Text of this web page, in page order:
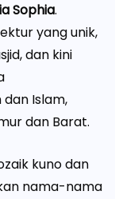
Sophia.
yang unik,
dan kini
Islam,
dan Barat.
kuno dan
nama-nama